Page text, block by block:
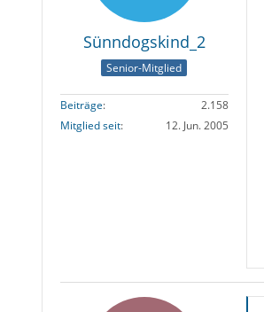
Sünndogskind_2
Senior-Mitglied
Beiträge
2.158
Mitglied seit
12. Jun. 2005